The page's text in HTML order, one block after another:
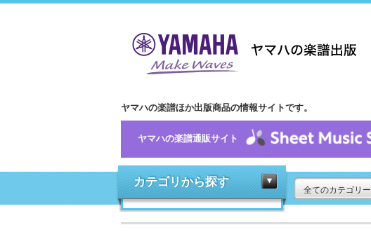
ヤマハの楽譜ほか出版商品の情報サイトです。
ヤマハの楽譜通販サイト
カテゴリから探す
全てのカテゴリー